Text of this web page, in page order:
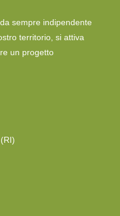
sempre indipendente
territorio, si attiva
un progetto